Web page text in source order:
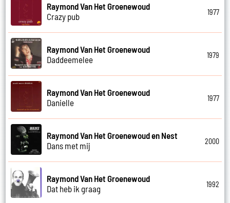
Raymond Van Het Groenewoud
Crazy pub
1977
Raymond Van Het Groenewoud
Daddeemelee
1979
Raymond Van Het Groenewoud
Danielle
1977
Raymond Van Het Groenewoud en Nest
Dans met mij
2000
Raymond Van Het Groenewoud
Dat heb ik graag
1992